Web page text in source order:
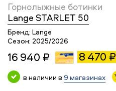
Горнолыжные ботинки
Lange STARLET 50
Бренд: Lange
Сезон: 2025/2026
16 940 ₽ 8 470 ₽
в наличии в 9 магазинах